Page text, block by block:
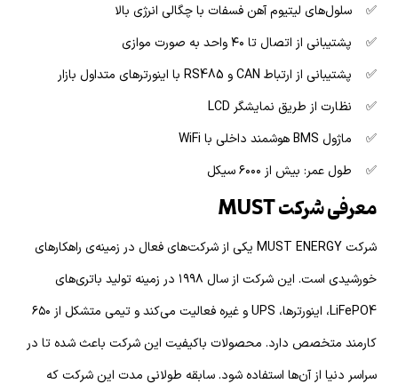
✅ سلول‌های لیتیوم آهن فسفات با چگالی انرژی بالا
✅ پشتیبانی از اتصال تا ۴۰ واحد به صورت موازی
✅ پشتیبانی از ارتباط CAN و RS485 با اینورترهای متداول بازار
✅ نظارت از طریق نمایشگر LCD
✅ ماژول BMS هوشمند داخلی با WiFi
✅ طول عمر: بیش از ۶۰۰۰ سیکل
معرفی شرکت MUST
شرکت MUST ENERGY یکی از شرکت‌های فعال در زمینه‌ی راهکارهای
خورشیدی است. این شرکت از سال ۱۹۹۸ در زمینه تولید باتری‌های
LiFePO4، اینورترها، UPS و غیره فعالیت می‌کند و تیمی متشکل از ۶۵۰
کارمند متخصص دارد. محصولات باکیفیت این شرکت باعث شده‌ تا در
سراسر دنیا از آن‌ها استفاده شود. سابقه طولانی مدت این شرکت که